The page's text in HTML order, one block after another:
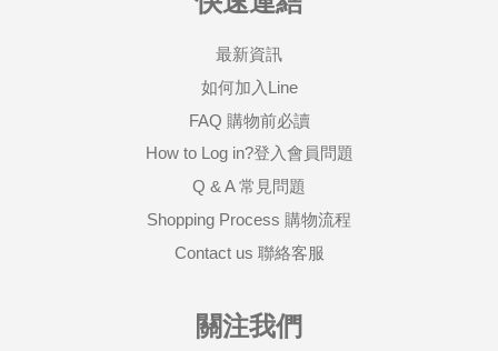
最新資訊
如何加入Line
FAQ 購物前必讀
How to Log in?登入會員問題
Q & A 常見問題
Shopping Process 購物流程
Contact us 聯絡客服
關注我們